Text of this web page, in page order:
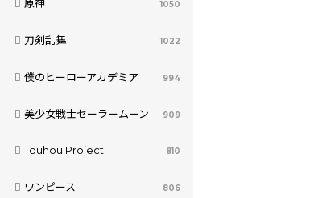
原神 1050
刀剣乱舞 1022
僕のヒーローアカデミア 994
美少女戦士セーラームーン 909
Touhou Project 810
ワンピース 806